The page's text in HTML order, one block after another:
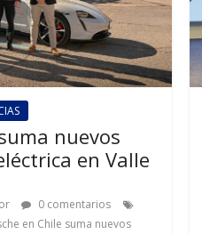
nuevos
en Valle
0 comentarios
en Chile suma nuevos